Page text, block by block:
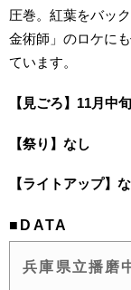
圧巻。紅葉をバッ
金術師」のロケに
ています。
【見ごろ】11月中
【祭り】なし
【ライトアップ】
■DATA
兵庫県立播磨